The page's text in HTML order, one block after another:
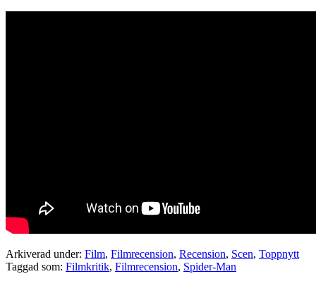
Arkiverad under: Film, Filmrecension, Recension, Scen, Toppnytt
Taggad som: Filmkritik, Filmrecension, Spider-Man